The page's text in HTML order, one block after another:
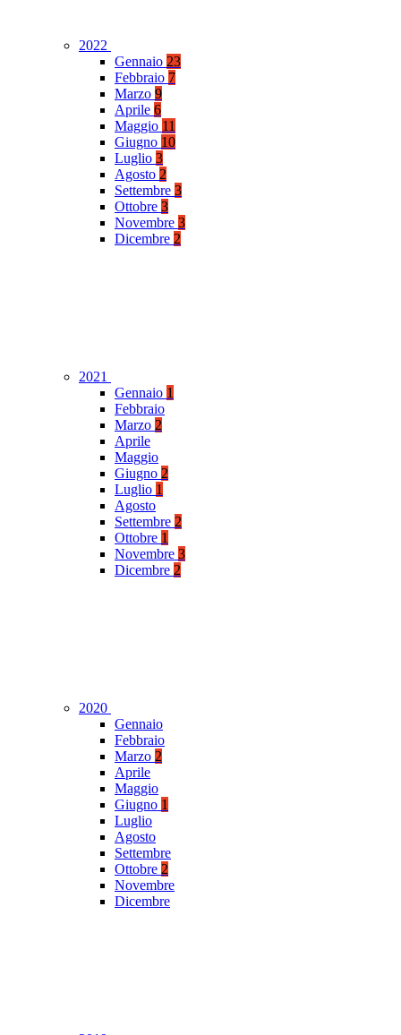
2022
Gennaio 23
Febbraio 7
Marzo 9
Aprile 6
Maggio 11
Giugno 10
Luglio 3
Agosto 2
Settembre 3
Ottobre 3
Novembre 3
Dicembre 2
2021
Gennaio 1
Febbraio
Marzo 2
Aprile
Maggio
Giugno 2
Luglio 1
Agosto
Settembre 2
Ottobre 1
Novembre 3
Dicembre 2
2020
Gennaio
Febbraio
Marzo 2
Aprile
Maggio
Giugno 1
Luglio
Agosto
Settembre
Ottobre 2
Novembre
Dicembre